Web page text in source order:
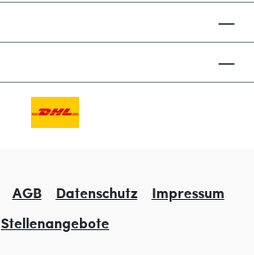
AGB Datenschutz
Impressum
Stellenangebote